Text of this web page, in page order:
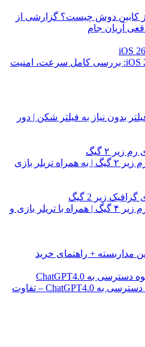
از کابین دوش چیست؟ گزارشی از
آریان جام
مقایسه اندروید 16 و iOS 26.1: بررسی کامل سرعت، امنیت
بدون نیاز به فیلتر شکن | دور
۱۰ بازی پیشنهادی برای رم زیر ۲ گیگ | به همراه تریلر بازی
۱۰ بازی پیشنهادی برای رم زیر ۴ گیگ | همراه با تریلر بازی و
GPT-4 معرفی شد، نحوه دسترسی به ChatGPT4.0 – تفاوت